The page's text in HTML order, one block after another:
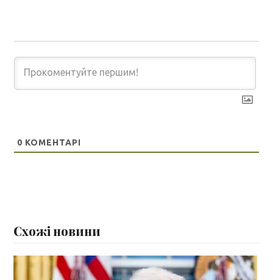
0 КОМЕНТАРІ
Схожі новини